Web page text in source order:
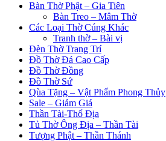
Bàn Thờ Phật – Gia Tiên
Bàn Treo – Mâm Thờ
Các Loại Thờ Cúng Khác
Tranh thờ – Bài vị
Đèn Thờ Trang Trí
Đồ Thờ Đá Cao Cấp
Đồ Thờ Đồng
Đồ Thờ Sứ
Qùa Tặng – Vật Phẩm Phong Thủy
Sale – Giảm Giá
Thần Tài-Thổ Địa
Tủ Thờ Ông Địa – Thần Tài
Tượng Phật – Thần Thánh